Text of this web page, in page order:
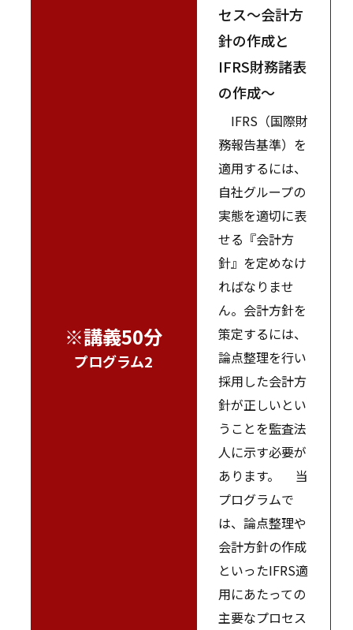
※講義50分
プログラム2
セス～会計方
針の作成と
IFRS財務諸表
の作成～
IFRS（国際財
務報告基準）を
適用するには、
自社グループの
実態を適切に表
せる『会計方
針』を定めなけ
ればなりませ
ん。会計方針を
策定するには、
論点整理を行い
採用した会計方
針が正しいとい
うことを監査法
人に示す必要が
あります。 当
プログラムで
は、論点整理や
会計方針の作成
といったIFRS適
用にあたっての
主要なプロセス